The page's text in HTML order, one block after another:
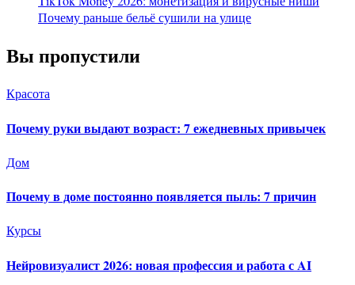
Почему раньше бельё сушили на улице
Вы пропустили
Красота
Почему руки выдают возраст: 7 ежедневных привычек
Дом
Почему в доме постоянно появляется пыль: 7 причин
Курсы
Нейровизуалист 2026: новая профессия и работа с AI